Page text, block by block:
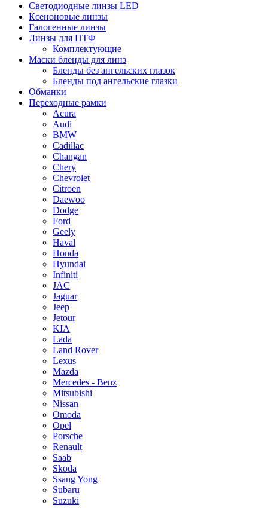
Светодиодные линзы LED
Ксеноновые линзы
Галогенные линзы
Линзы для ПТФ
Комплектующие
Маски бленды для линз
Бленды без ангельских глазок
Бленды под ангельские глазки
Обманки
Переходные рамки
Acura
Audi
BMW
Cadillac
Changan
Chery
Chevrolet
Citroen
Daewoo
Dodge
Ford
Geely
Haval
Honda
Hyundai
Infiniti
JAC
Jaguar
Jeep
Jetour
KIA
Lada
Land Rover
Lexus
Mazda
Mercedes - Benz
Mitsubishi
Nissan
Omoda
Opel
Porsche
Renault
Saab
Skoda
Ssang Yong
Subaru
Suzuki